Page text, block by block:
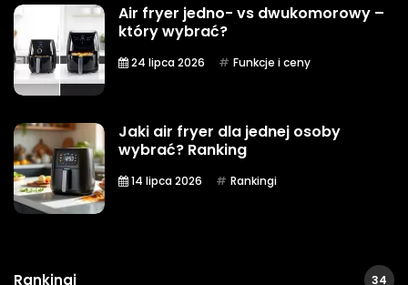
Air fryer jedno- vs dwukomorowy –
który wybrać?
24 lipca 2026 Funkcje i ceny
Jaki air fryer dla jednej osoby
wybrać? Ranking
14 lipca 2026 Rankingi
Rankingi 34